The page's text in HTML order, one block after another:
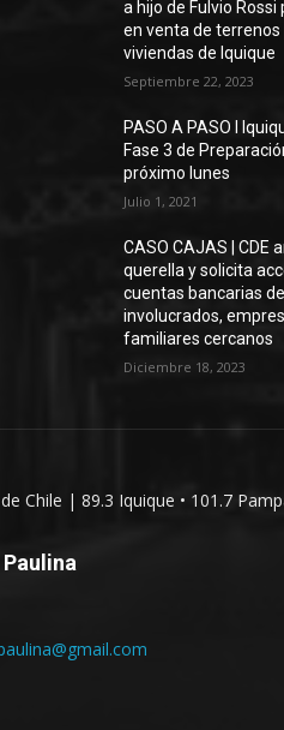
a hijo de Fulvio
en venta de terrenos
viviendas de Iquique
Septiembre 22, 2023
PASO A PASO I
Fase 3 de
próximo lunes
Julio 1, 2021
CASO CAJAS | CDE
querella y solicita
cuentas bancarias
involucrados,
familiares cercanos
Diciembre 18, 2023
Chile | 89.3 Iquique • 101.7